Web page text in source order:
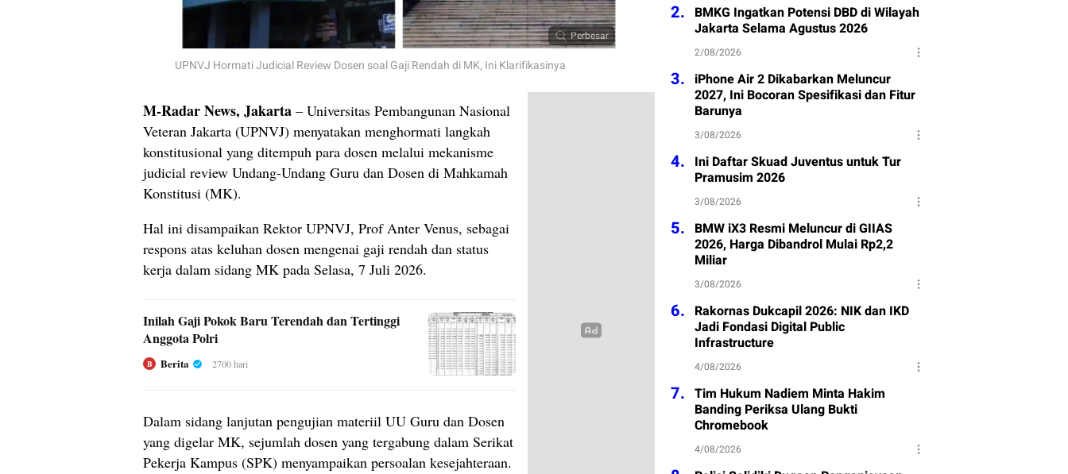
Perbesar
UPNVJ Hormati Judicial Review Dosen soal Gaji Rendah di MK, Ini Klarifikasinya
M-Radar News, Jakarta – Universitas Pembangunan Nasional
Veteran Jakarta (UPNVJ) menyatakan menghormati langkah
konstitusional yang ditempuh para dosen melalui mekanisme
judicial review Undang-Undang Guru dan Dosen di Mahkamah
Konstitusi (MK).
Hal ini disampaikan Rektor UPNVJ, Prof Anter Venus, sebagai
respons atas keluhan dosen mengenai gaji rendah dan status
kerja dalam sidang MK pada Selasa, 7 Juli 2026.
Inilah Gaji Pokok Baru Terendah dan Tertinggi
Anggota Polri
B Berita 2700 hari
Dalam sidang lanjutan pengujian materiil UU Guru dan Dosen
yang digelar MK, sejumlah dosen yang tergabung dalam Serikat
Pekerja Kampus (SPK) menyampaikan persoalan kesejahteraan.
2. BMKG Ingatkan Potensi DBD di Wilayah
Jakarta Selama Agustus 2026
2/08/2026
3. iPhone Air 2 Dikabarkan Meluncur
2027, Ini Bocoran Spesifikasi dan Fitur
Barunya
3/08/2026
4. Ini Daftar Skuad Juventus untuk Tur
Pramusim 2026
3/08/2026
5. BMW iX3 Resmi Meluncur di GIIAS
2026, Harga Dibandrol Mulai Rp2,2
Miliar
3/08/2026
6. Rakornas Dukcapil 2026: NIK dan IKD
Jadi Fondasi Digital Public
Infrastructure
4/08/2026
7. Tim Hukum Nadiem Minta Hakim
Banding Periksa Ulang Bukti
Chromebook
4/08/2026